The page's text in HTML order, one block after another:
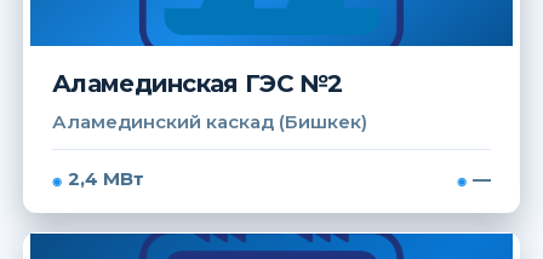
Аламединская ГЭС №2
Аламединский каскад (Бишкек)
2,4 МВт —